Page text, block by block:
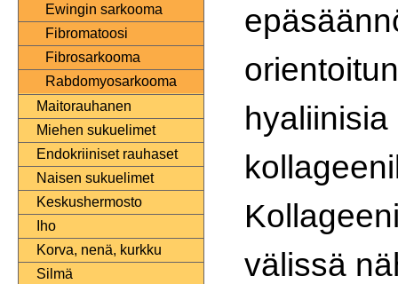
Ewingin sarkooma
Fibromatoosi
Fibrosarkooma
Rabdomyosarkooma
Maitorauhanen
Miehen sukuelimet
Endokriiniset rauhaset
Naisen sukuelimet
Keskushermosto
Iho
Korva, nenä, kurkku
Silmä
hyaliinisia
välissä